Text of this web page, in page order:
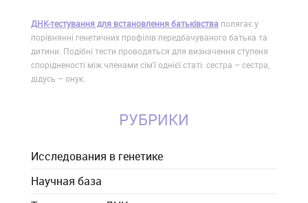
ДНК-тестування для встановлення батьківства полягає у
порівнянні генетичних профілів передбачуваного батька та
дитини. Подібні тести проводяться для визначення ступеня
спорідненості між членами сім'ї однієї статі: сестра – сестра,
дідусь – онук.
РУБРИКИ
Исследования в генетике
Научная база